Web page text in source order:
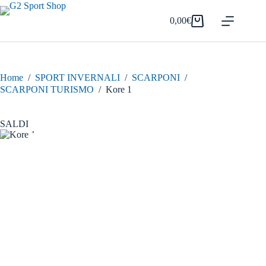
Salta
al
Carrello
0,00€
Home / SPORT INVERNALI / SCARPONI /
SCARPONI TURISMO / Kore 1
SALDI